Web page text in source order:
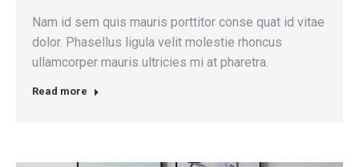
Nam id sem quis mauris porttitor conse quat id vitae
dolor. Phasellus ligula velit molestie rhoncus
ullamcorper mauris ultricies mi at pharetra.
Read more